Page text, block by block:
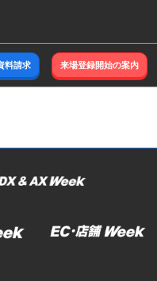
料請求 来場登録開始の案内